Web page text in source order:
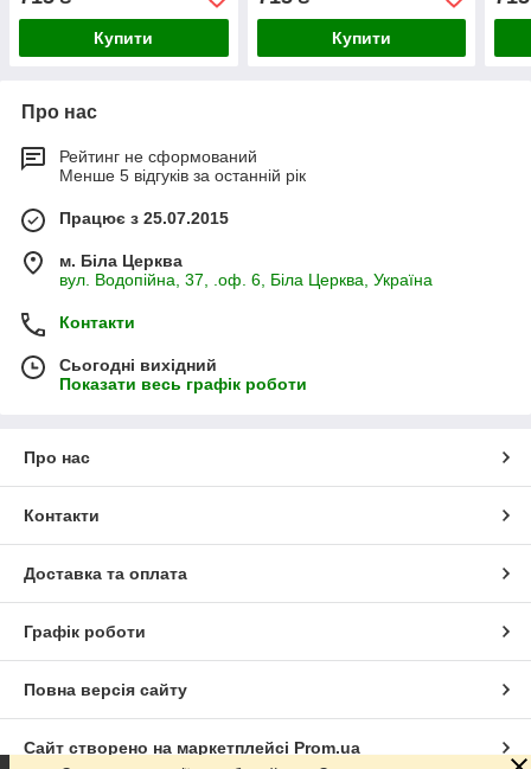
Купити Купити
Про нас
Рейтинг не сформований
Менше 5 відгуків за останній рік
Працює з 25.07.2015
м. Біла Церква
вул. Водопійна, 37, .оф. 6, Біла Церква, Україна
Контакти
Сьогодні вихідний
Показати весь графік роботи
Про нас
Контакти
Доставка та оплата
Графік роботи
Повна версія сайту
Сайт створено на маркетплейсі Prom.ua